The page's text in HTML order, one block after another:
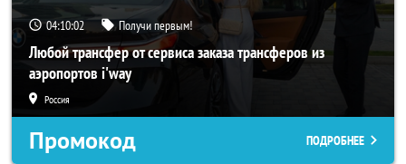
04:10:00 Получи первым!
Любой трансфер от сервиса заказа трансферов из
аэропортов i'way
Россия
Промокод ПОДРОБНЕЕ